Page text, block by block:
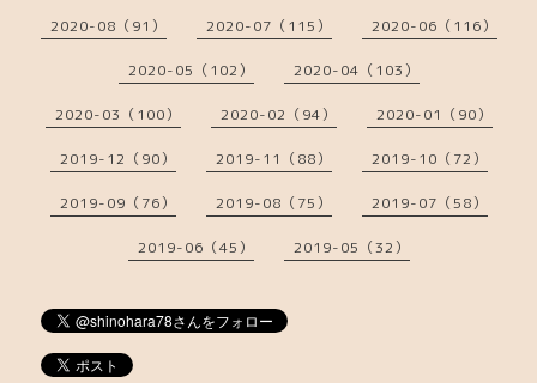
2020-08（91） 2020-07（115） 2020-06（116）
2020-05（102） 2020-04（103）
2020-03（100） 2020-02（94） 2020-01（90）
2019-12（90） 2019-11（88） 2019-10（72）
2019-09（76） 2019-08（75） 2019-07（58）
2019-06（45） 2019-05（32）